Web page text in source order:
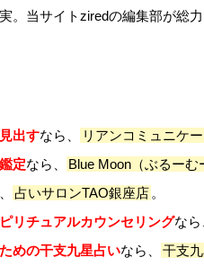
。当サイトziredの編集部が総
出すなら、 リアンコミュニケ
定なら、 Blue Moon（ぶるーむ
占いサロンTAO銀座店 。
リチュアルカウンセリングなら
めの干支九星占いなら、
干支